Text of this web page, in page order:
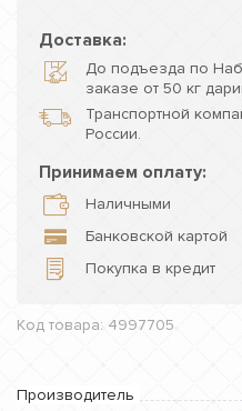
Доставка:
До подъезда по
заказе от 50 кг
Транспортной
России.
Принимаем оплату:
Наличными
Банковской картой
Покупка в кредит
Код товара: 4997705
Производитель